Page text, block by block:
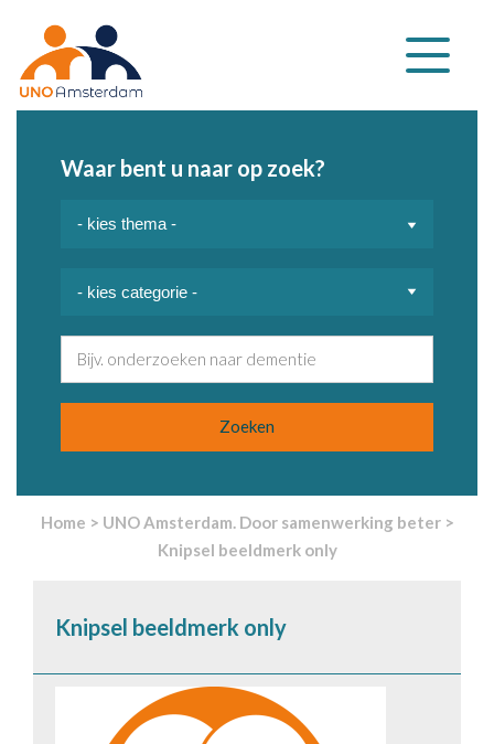
Klap
navigatie
Waar bent u naar op zoek?
Home > UNO Amsterdam. Door samenwerking beter>
Knipsel beeldmerk only
Knipsel beeldmerk only